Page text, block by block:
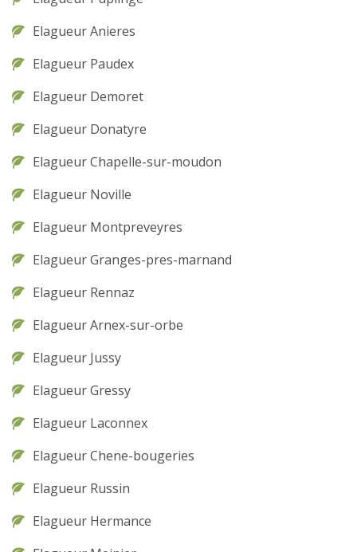
Elagueur Anieres
Elagueur Paudex
Elagueur Demoret
Elagueur Donatyre
Elagueur Chapelle-sur-moudon
Elagueur Noville
Elagueur Montpreveyres
Elagueur Granges-pres-marnand
Elagueur Rennaz
Elagueur Arnex-sur-orbe
Elagueur Jussy
Elagueur Gressy
Elagueur Laconnex
Elagueur Chene-bougeries
Elagueur Russin
Elagueur Hermance